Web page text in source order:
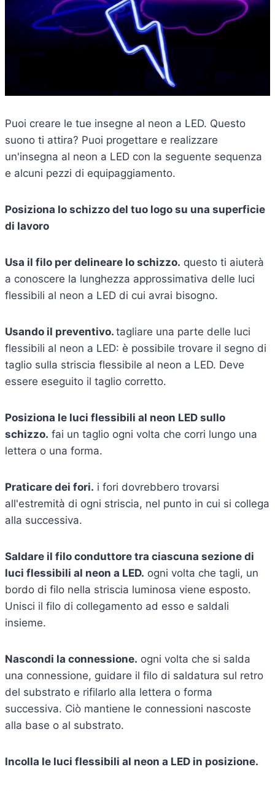
Puoi creare le tue insegne al neon a LED. Questo
suono ti attira? Puoi progettare e realizzare
un'insegna al neon a LED con la seguente sequenza
e alcuni pezzi di equipaggiamento.
Posiziona lo schizzo del tuo logo su una superficie
di lavoro
Usa il filo per delineare lo schizzo. questo ti aiuterà
a conoscere la lunghezza approssimativa delle luci
flessibili al neon a LED di cui avrai bisogno.
Usando il preventivo. tagliare una parte delle luci
flessibili al neon a LED: è possibile trovare il segno di
taglio sulla striscia flessibile al neon a LED. Deve
essere eseguito il taglio corretto.
Posiziona le luci flessibili al neon LED sullo
schizzo. fai un taglio ogni volta che corri lungo una
lettera o una forma.
Praticare dei fori. i fori dovrebbero trovarsi
all'estremità di ogni striscia, nel punto in cui si collega
alla successiva.
Saldare il filo conduttore tra ciascuna sezione di
luci flessibili al neon a LED. ogni volta che tagli, un
bordo di filo nella striscia luminosa viene esposto.
Unisci il filo di collegamento ad esso e saldali
insieme.
Nascondi la connessione. ogni volta che si salda
una connessione, guidare il filo di saldatura sul retro
del substrato e rifilarlo alla lettera o forma
successiva. Ciò mantiene le connessioni nascoste
alla base o al substrato.
Incolla le luci flessibili al neon a LED in posizione.